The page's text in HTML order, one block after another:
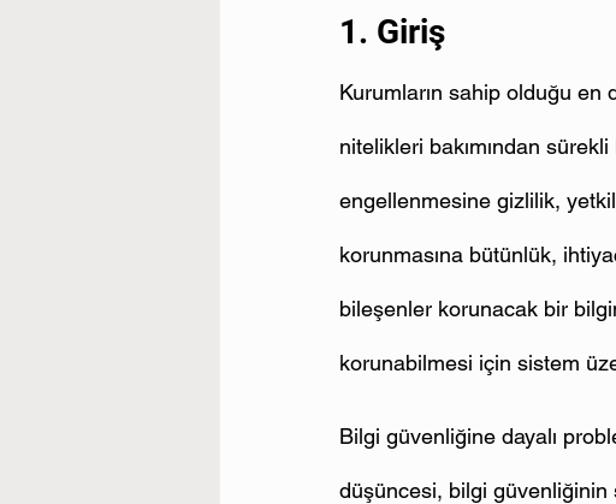
1. Giriş
Kurumların sahip olduğu en
nitelikleri bakımından
engellenmesine gizlilik,
korunmasına bütünlük,
bileşenler korunacak bir
korunabilmesi için sistem
Bilgi güvenliğine dayalı
düşüncesi, bilgi güvenliğinin